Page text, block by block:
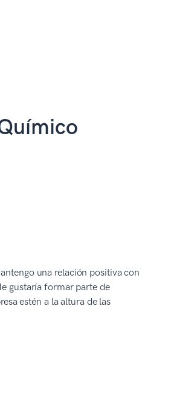
una relación positiva con
gustaría formar parte de
estén a la altura de las